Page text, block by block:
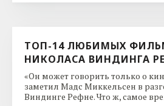
ТОП-14 ЛЮБИМЫХ
НИКОЛАСА ВИНДИНГА
«Он может говорить только о
заметил Мадс Миккельсен в
Виндинге Рефне. Что ж, самое